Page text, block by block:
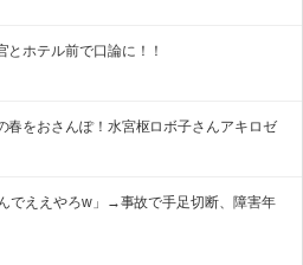
ホテル前で口論に！！
春をおさんぽ！水宮枢ロボ子さんアキロゼ
でええやろw」→事故で手足切断、障害年